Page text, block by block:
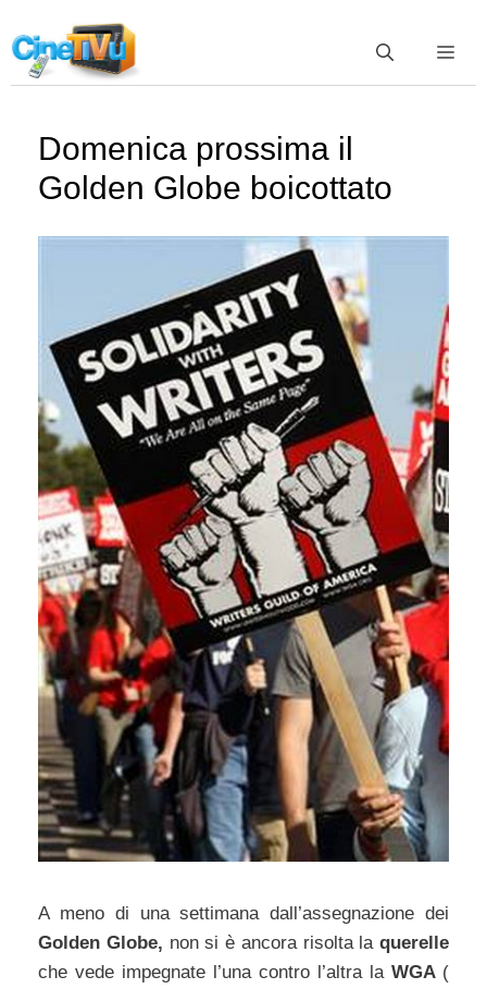
al
contenuto
Domenica prossima il
Golden Globe boicottato
A meno di una settimana dall’assegnazione dei
Golden Globe, non si è ancora risolta la querelle
che vede impegnate l’una contro l’altra la WGA (